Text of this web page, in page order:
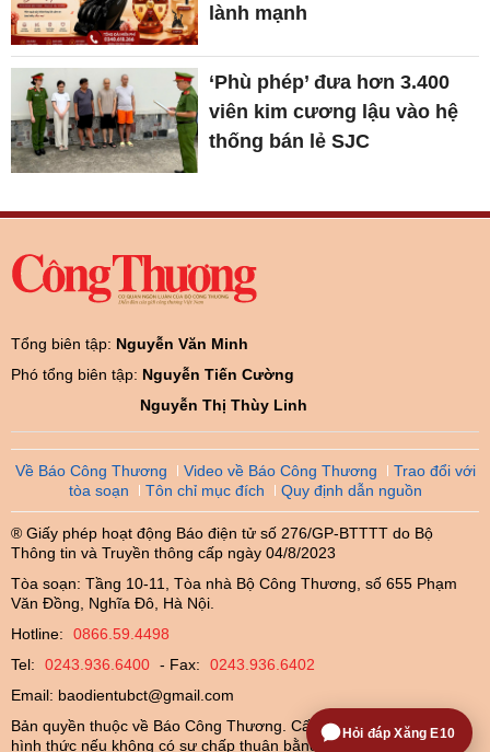
lành mạnh
‘Phù phép’ đưa hơn 3.400
viên kim cương lậu vào hệ
thống bán lẻ SJC
Tổng biên tập: Nguyễn Văn Minh
Phó tổng biên tập: Nguyễn Tiến Cường
Nguyễn Thị Thùy Linh
Về Báo Công Thương Video về Báo Công Thương
Trao đổi với
tòa soạn
Tôn chỉ mục đích Quy định dẫn nguồn
® Giấy phép hoạt động Báo điện tử số 276/GP-BTTTT do Bộ
Thông tin và Truyền thông cấp ngày 04/8/2023
Tòa soạn: Tầng 10-11, Tòa nhà Bộ Công Thương, số 655 Phạm
Văn Đồng, Nghĩa Đô, Hà Nội.
Hotline:
0866.59.4498
Tel:
0243.936.6400 - Fax:
0243.936.6402
Email: baodientubct@gmail.com
Bản quyền thuộc về Báo Công Thương. Cấm sao chép dưới mọi
hình thức nếu không có sự chấp thuận bằng văn bản.
Hỏi đáp Xăng E10